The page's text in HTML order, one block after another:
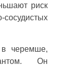
риск
в черемше,
Он